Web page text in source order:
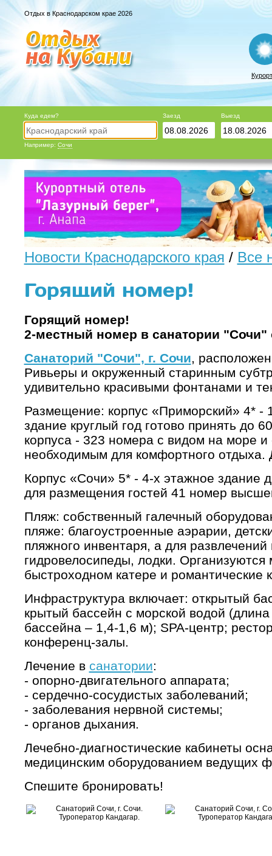
Отдых в Краснодарском крае 2026
Куда едем?
Например: Сочи
Заезд Выезд
Новости Краснодарского края / Все
Горящий номер!
Горящий номер!
2-местный номер в санатории "Сочи"
Санаторий "Сочи", г. Сочи,
Ривьеры и окруженный старинным
удивительно красивыми фонтанами и
Размещение: корпус «Приморский» 4* -
здание круглый год готово принять до
корпуса - 323 номера с видом на море
необходимым для комфортного отдыха.
Корпус «Сочи» 5* - 4-х этажное здание
для размещения гостей 41 номер
Пляж: собственный галечный
пляже: благоустроенные аэрарии,
пляжного инвентаря, а для развлечений
гидровелосипеды, лодки. Организуются
быстроходном катере и романтические
Инфраструктура включает: открытый
крытый бассейн с морской водой
бассейна – 1,4-1,6 м); SPA-центр;
конференц-залы.
Лечение в санатории:
- опорно-двигательного аппарата;
- сердечно-сосудистых заболеваний;
- заболевания нервной системы;
- органов дыхания.
Лечебно-диагностические кабинеты
медицинским оборудованием ведущих
Спешите бронировать!